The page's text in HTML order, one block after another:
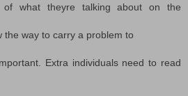
of what theyre talking about on the
the way to carry a problem to
Extra individuals need to read